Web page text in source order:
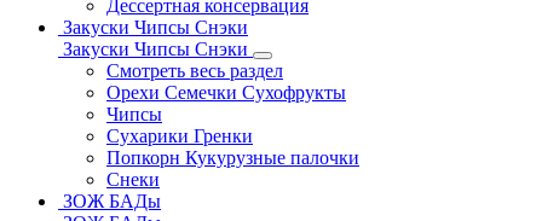
Дессертная консервация
Закуски Чипсы Снэки
Закуски Чипсы Снэки
Смотреть весь раздел
Орехи Семечки Сухофрукты
Чипсы
Сухарики Гренки
Попкорн Кукурузные палочки
Снеки
ЗОЖ БАДы